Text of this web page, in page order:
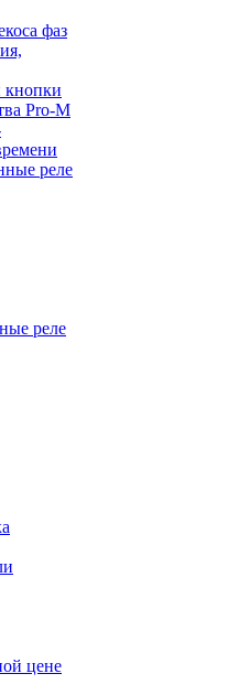
фаз
Pro-M
реле
реле
цене